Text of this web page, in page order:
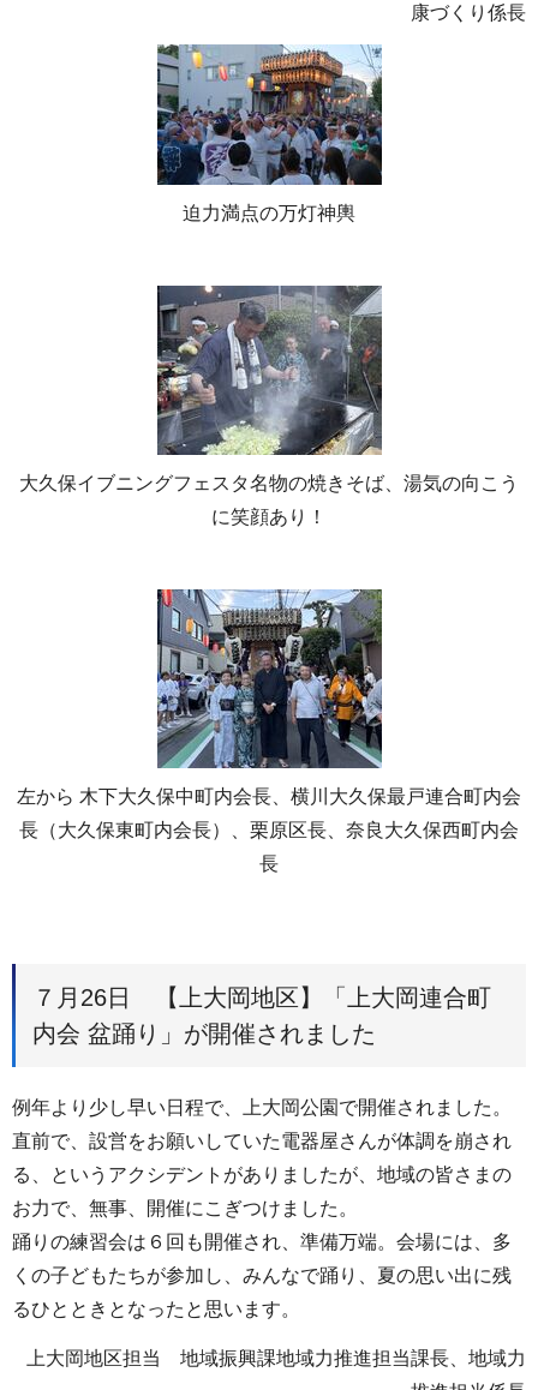
康づくり係長
迫力満点の万灯神輿
大久保イブニングフェスタ名物の焼きそば、湯気の向こう
に笑顔あり！
左から 木下大久保中町内会長、横川大久保最戸連合町内会
長（大久保東町内会長）、栗原区長、奈良大久保西町内会
長
７月26日 【上大岡地区】「上大岡連合町
内会 盆踊り」が開催されました
例年より少し早い日程で、上大岡公園で開催されました。
直前で、設営をお願いしていた電器屋さんが体調を崩され
る、というアクシデントがありましたが、地域の皆さまの
お力で、無事、開催にこぎつけました。
踊りの練習会は６回も開催され、準備万端。会場には、多
くの子どもたちが参加し、みんなで踊り、夏の思い出に残
るひとときとなったと思います。
上大岡地区担当 地域振興課地域力推進担当課長、地域力